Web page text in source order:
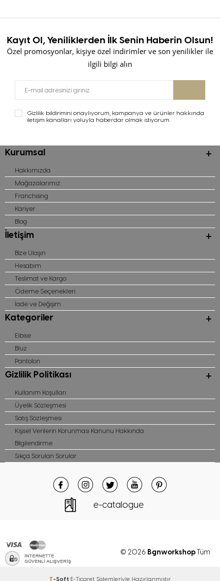
Kayıt Ol, Yeniliklerden İlk Senin Haberin Olsun!
Özel promosyonlar, kişiye özel indirimler ve son yenilikler ile
ilgili bilgi alın
Gizlilik bildirimini onaylıyorum, kampanya ve ürünler hakkında
iletişim kanalları yoluyla haberdar olmak istiyorum.
Kurumsal
Hakkımızda
Mağazalarımız
Franchising
Kariyer
Blog
İletişim
Bize Ulaşın
Hesabım
Teslimat ve Kargo
Ödeme Seçenekleri
İade ve Değişim
Kategoriler
Elbise
Bluz
Pantolon
Gizlilik Politikası
Kullanım Koşulları
Üyelik Sözleşmesi
Satış Sözleşmesi
Kişisel Verilerin Korunması Kanunu Hakkında
Bilgilendirme
Sıkça Sorulan Sorular
e-catalogue
© 2026 BgnworkshopTüm
hakları saklıdır
T-Soft E-Ticaret Sistemleriyle Hazırlanmıştır.